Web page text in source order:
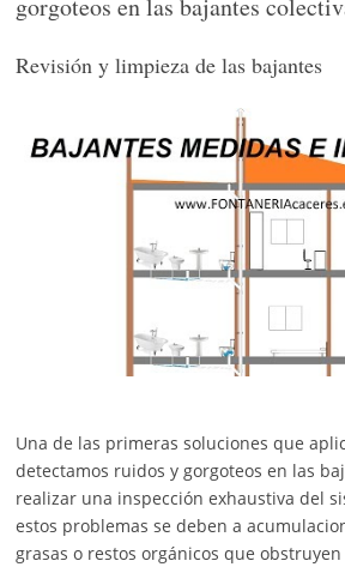
gorgoteos en las bajantes
Revisión y limpieza de las bajantes
Una de las primeras soluciones que
detectamos ruidos y gorgoteos en las
realizar una inspección exhaustiva del
estos problemas se deben a
grasas o restos orgánicos que